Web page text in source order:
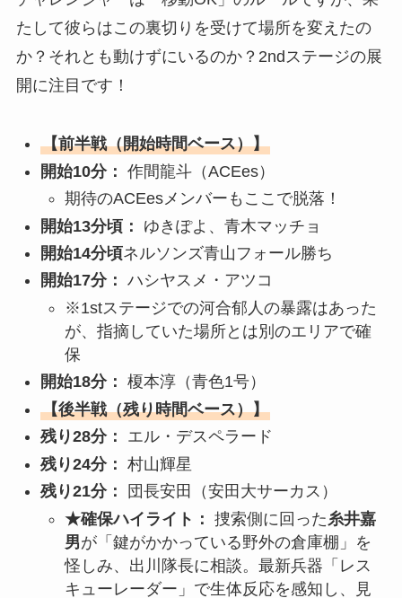
たして彼らはこの裏切りを受けて場所を変えたの
か？それとも動けずにいるのか？2ndステージの展
開に注目です！
【前半戦（開始時間ベース）】
開始10分： 作間龍斗（ACEes）
期待のACEesメンバーもここで脱落！
開始13分頃：
ゆきぽよ、青木マッチョ
開始14分頃ネルソンズ青山フォール勝ち
開始17分： ハシヤスメ・アツコ
※1stステージでの河合郁人の暴露はあった
が、指摘していた場所とは別のエリアで確
保
開始18分： 榎本淳（青色1号）
【後半戦（残り時間ベース）】
残り28分：
エル・デスペラード
残り24分： 村山輝星
残り21分：
団長安田（安田大サーカス）
★確保ハイライト： 捜索側に回った 糸井嘉
男が「鍵がかかっている野外の倉庫棚」を
怪しみ、出川隊長に相談。最新兵器「レス
キューレーダー」で生体反応を感知し、見